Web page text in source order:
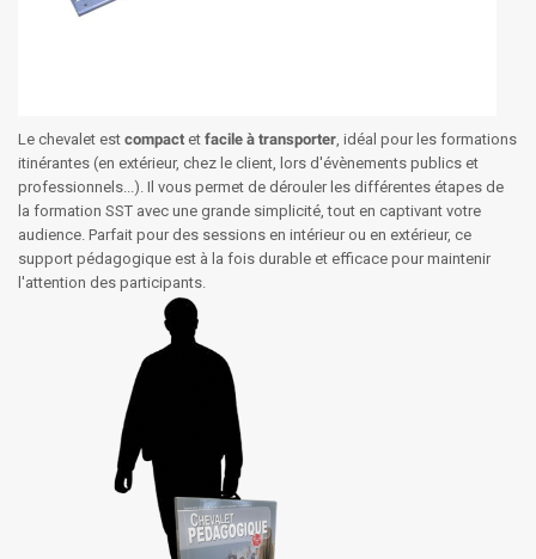
Le chevalet est compact et facile à transporter , idéal pour les formations
itinérantes (en extérieur, chez le client, lors d'évènements publics et
professionnels...). Il vous permet de dérouler les différentes étapes de
la formation SST avec une grande simplicité, tout en captivant votre
audience. Parfait pour des sessions en intérieur ou en extérieur, ce
support pédagogique est à la fois durable et efficace pour maintenir
l'attention des participants.